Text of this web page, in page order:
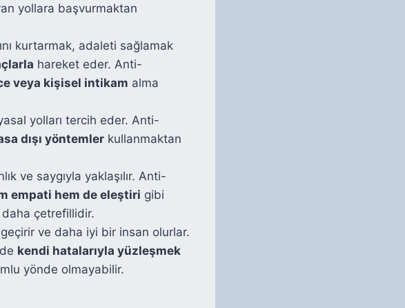
yollara başvurmaktan
kurtarmak, adaleti sağlamak
hareket eder. Anti-
veya kişisel intikam alma
yolları tercih eder. Anti-
dışı yöntemler kullanmaktan
ve saygıyla yaklaşılır. Anti-
empati hem de eleştiri gibi
daha çetrefillidir.
ve daha iyi bir insan olurlar.
kendi hatalarıyla yüzleşmek
yönde olmayabilir.